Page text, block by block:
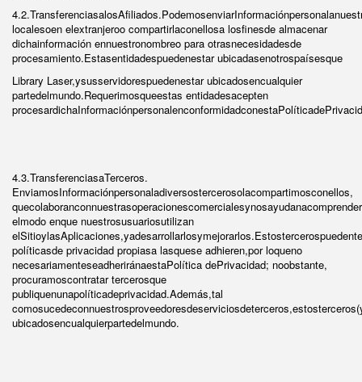
localesoen elextranjeroo compartirlaconellosa losfinesde almacenar
dichainformación ennuestronombreo para otrasnecesidadesde
procesamiento.Estasentidadespuedenestar ubicadasenotrospaísesque
Library Laser,ysusservidorespuedenestar ubicadosencualquier
partedelmundo.Requerimosqueestas entidadesacepten
4.3.TransferenciasaTerceros.
EnviamosInformaciónpersonaladiversostercerosolacompartimosconellos,
elmodo enque nuestrosusuariosutilizan
políticasde privacidad propiasa lasquese adhieren,por loqueno
necesariamenteseadheriránaestaPolítica dePrivacidad; noobstante,
procuramoscontratar tercerosque
publiquenunapolíticadeprivacidad.Además,tal
ubicadosencualquierpartedelmundo.